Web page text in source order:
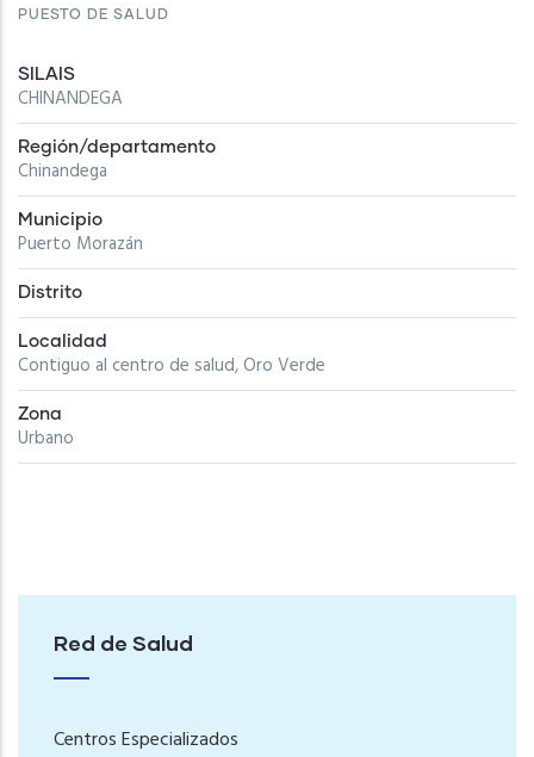
PUESTO DE SALUD
SILAIS
CHINANDEGA
Región/departamento
Chinandega
Municipio
Puerto Morazán
Distrito
Localidad
Contiguo al centro de salud, Oro Verde
Zona
Urbano
Red de Salud
Centros Especializados